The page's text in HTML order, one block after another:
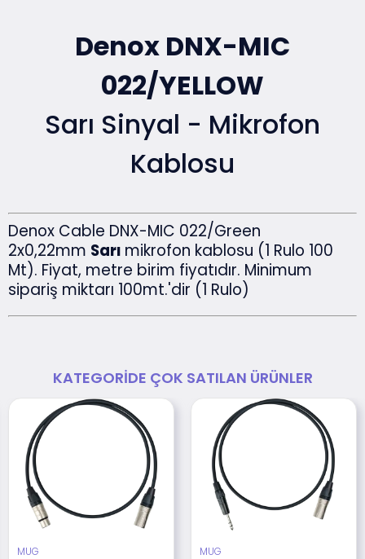
Denox DNX-MIC
022/YELLOW
Sarı Sinyal - Mikrofon
Kablosu
Denox Cable DNX-MIC 022/Green
2x0,22mm Sarı mikrofon kablosu (1 Rulo 100
Mt). Fiyat, metre birim fiyatıdır. Minimum
sipariş miktarı 100mt.'dir (1 Rulo)
KATEGORIDE ÇOK SATILAN ÜRÜNLER
MUG MUG